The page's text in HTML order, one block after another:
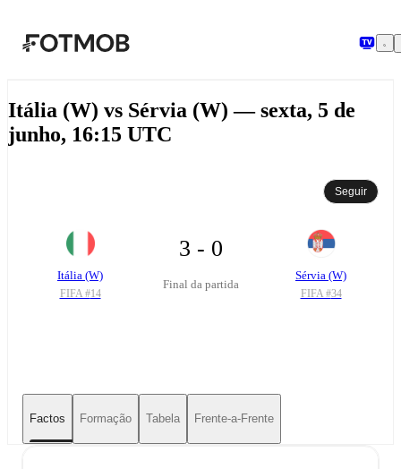
Itália (W) vs Sérvia (W) — sexta, 5 de
junho, 16:15 UTC
Seguir
Itália (W)
FIFA #14
3 - 0
Final da partida
Sérvia (W)
FIFA #34
Factos Formação Tabela Frente-a-Frente